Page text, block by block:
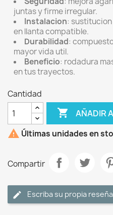
juntas y firme irregular.
Instalacion:
en llanta compatible.
Durabilidad:
mayor vida util.
Beneficio: rodadura
en tus trayectos.
Cantidad
 AÑADIR
 Últimas unidades en
Compartir
Escriba su propia reseña